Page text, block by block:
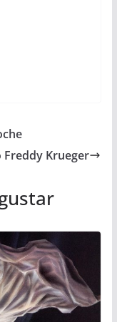
Freddy Krueger